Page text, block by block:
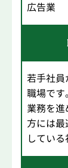
広告業
若手社
職場です
業務を
方には
している